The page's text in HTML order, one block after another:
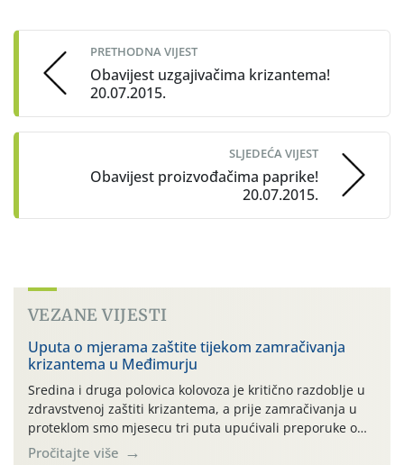
navigation
PRETHODNA VIJEST
Obavijest uzgajivačima krizantema!
20.07.2015.
SLJEDEĆA VIJEST
Obavijest proizvođačima paprike!
20.07.2015.
VEZANE VIJESTI
Uputa o mjerama zaštite tijekom zamračivanja
krizantema u Međimurju
Sredina i druga polovica kolovoza je kritično razdoblje u
zdravstvenoj zaštiti krizantema, a prije zamračivanja u
proteklom smo mjesecu tri puta upućivali preporuke o
preventivnim mjerama zaštite krizantema od najčešćih
Pročitajte više